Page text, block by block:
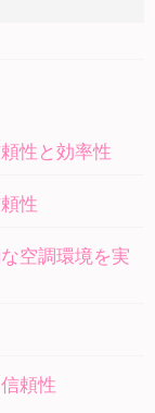
性と効率性
性
空調環境を実
頼性